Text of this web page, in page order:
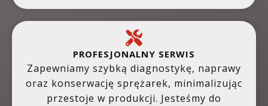
PROFESJONALNY SERWIS
Zapewniamy szybką diagnostykę, naprawy
oraz konserwację sprężarek, minimalizując
przestoje w produkcji. Jesteśmy do